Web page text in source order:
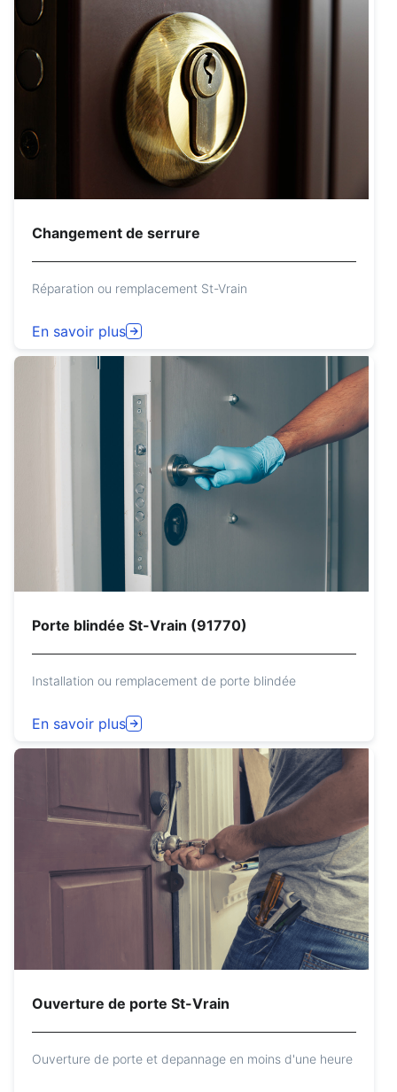
Changement de serrure
Réparation ou remplacement St-Vrain
En savoir plus
Porte blindée St-Vrain (91770)
Installation ou remplacement de porte blindée
En savoir plus
Ouverture de porte St-Vrain
Ouverture de porte et depannage en moins d'une heure